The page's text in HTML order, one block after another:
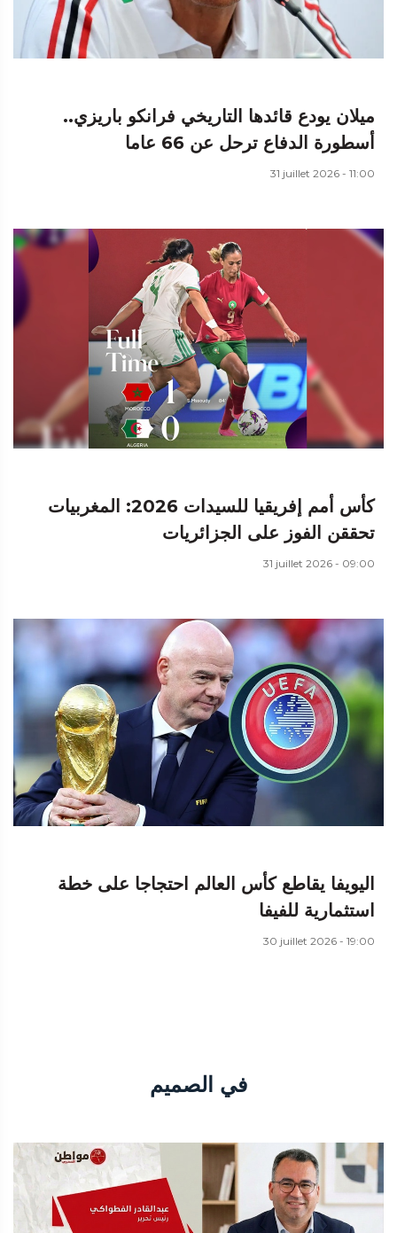
ميلان يودع قائدها التاريخي فرانكو باريزي..
أسطورة الدفاع ترحل عن 66 عاما
31 juillet 2026 - 11:00
كأس أمم إفريقيا للسيدات 2026: المغربيات
تحققن الفوز على الجزائريات
31 juillet 2026 - 09:00
اليويفا يقاطع كأس العالم احتجاجا على خطة
استثمارية للفيفا
30 juillet 2026 - 19:00
في الصميم